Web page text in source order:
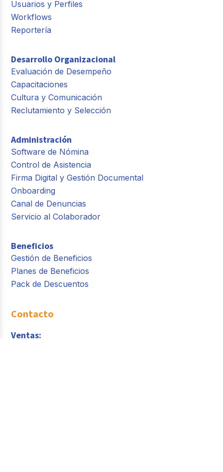
Usuarios y Perfiles
Workflows
Reportería
Desarrollo Organizacional
Evaluación de Desempeño
Capacitaciones
Cultura y Comunicación
Reclutamiento y Selección
Administración
Software de Nómina
Control de Asistencia
Firma Digital y Gestión Documental
Onboarding
Canal de Denuncias
Servicio al Colaborador
Beneficios
Gestión de Beneficios
Planes de Beneficios
Pack de Descuentos
Contacto
Ventas: